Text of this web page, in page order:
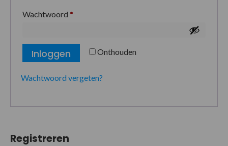
Wachtwoord *
Onthouden
Inloggen
Wachtwoord vergeten?
Registreren